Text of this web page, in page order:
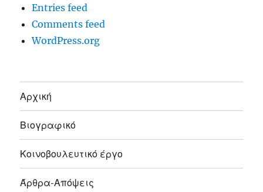
Entries feed
Comments feed
WordPress.org
Αρχική
Βιογραφικό
Κοινοβουλευτικό έργο
Άρθρα-Απόψεις